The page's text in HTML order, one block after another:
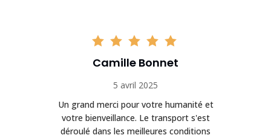
Camille Bonnet
5 avril 2025
Un grand merci pour votre humanité et
votre bienveillance. Le transport s'est
déroulé dans les meilleures conditions